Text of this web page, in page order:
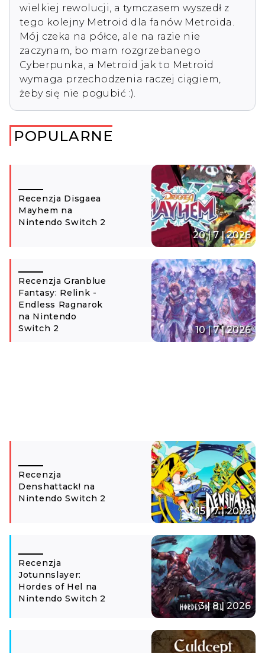
wielkiej rewolucji, a tymczasem wyszedł z
tego kolejny Metroid dla fanów Metroida.
Mój czeka na półce, ale na razie nie
zaczynam, bo mam rozgrzebanego
Cyberpunka, a Metroid jak to Metroid
wymaga przechodzenia raczej ciągiem,
żeby się nie pogubić :).
POPULARNE
Recenzja Disgaea
Mayhem na
Nintendo Switch 2
20 | 7 | 2026
Recenzja Granblue
Fantasy: Relink -
Endless Ragnarok
na Nintendo
Switch 2
10 | 7 | 2026
Recenzja
Denshattack! na
Nintendo Switch 2
15 | 7 | 2026
Recenzja
Jotunnslayer:
Hordes of Hel na
Nintendo Switch 2
3 | 8 | 2026